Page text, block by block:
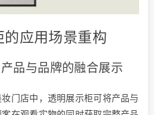
应用场景重构
品与品牌的融合展示
门店中，透明展示柜可将产品与